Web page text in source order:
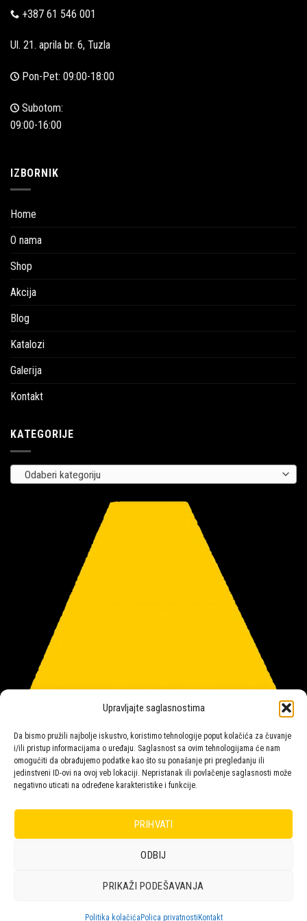
Upravljajte saglasnostima
Da bismo pružili najbolje iskustvo, koristimo tehnologije poput kolačića za čuvanje
i/ili pristup informacijama o uređaju. Saglasnost sa ovim tehnologijama će nam
omogućiti da obrađujemo podatke kao što su ponašanje pri pregledanju ili
jedinstveni ID-ovi na ovoj veb lokaciji. Nepristanak ili povlačenje saglasnosti može
negativno uticati na određene karakteristike i funkcije.
PRIHVATI
ODBIJ
PRIKAŽI PODEŠAVANJA
Politika kolačića Polica privatnosti Kontakt
+387 61 546 001
Ul. 21. aprila br. 6, Tuzla
Pon-Pet: 09:00-18:00
Subotom:
09:00-16:00
IZBORNIK
Home
O nama
Shop
Akcija
Blog
Katalozi
Galerija
Kontakt
KATEGORIJE
Odaberi kategoriju